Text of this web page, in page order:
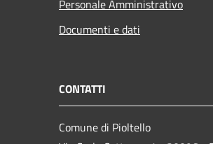
Personale Amministrativo
Documenti e dati
CONTATTI
Comune di Pioltello